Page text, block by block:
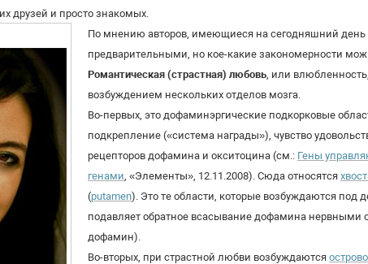
друзей и просто знакомых.
По мнению авторов, имеющиеся на сегодняшний день
предварительными, но кое-какие закономерности
Романтическая (страстная) любовь , или
возбуждением нескольких отделов мозга.
Во-первых, это дофаминэргические подкорковые
подкрепление («система награды»), чувство
рецепторов дофамина и окситоцина (см.: Гены
генами , «Элементы», 12.11.2008). Сюда относятся
(putamen). Это те области, которые возбуждаются под
подавляет обратное всасывание дофамина
дофамин).
Во-вторых, при страстной любви возбуждаются